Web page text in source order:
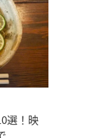
選！映